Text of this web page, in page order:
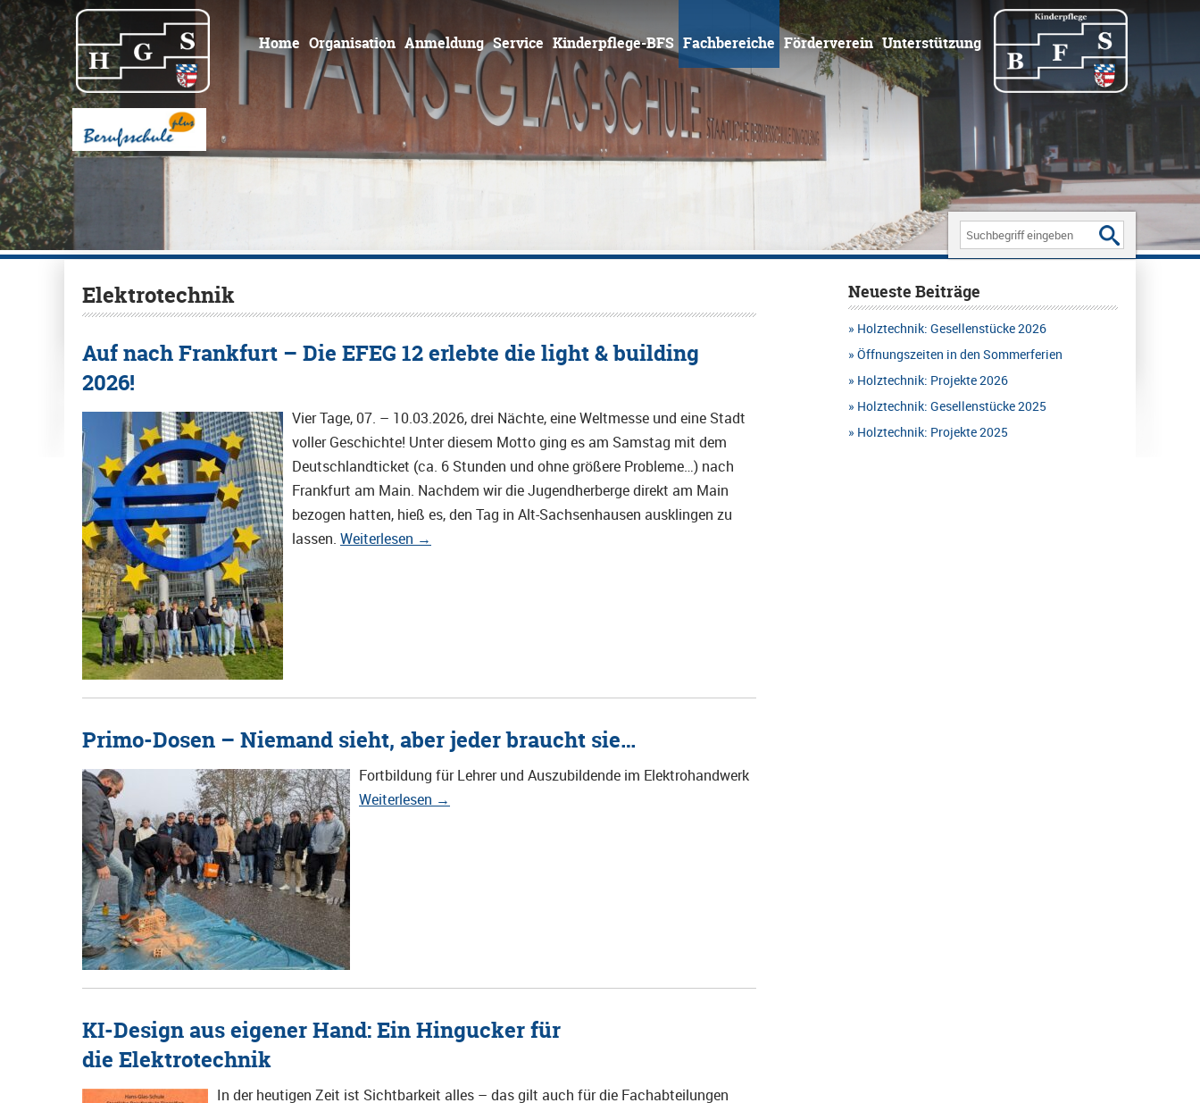
springen
Home Organisation Anmeldung Service Kinderpflege-BFS Fachbereiche Förderverein Unterstützung
Search
for:
Elektrotechnik
Auf nach Frankfurt – Die EFEG 12 erlebte die light & building
2026!
Vier Tage, 07. – 10.03.2026, drei Nächte, eine Weltmesse und eine Stadt
voller Geschichte! Unter diesem Motto ging es am Samstag mit dem
Deutschlandticket (ca. 6 Stunden und ohne größere Probleme…) nach
Frankfurt am Main. Nachdem wir die Jugendherberge direkt am Main
bezogen hatten, hieß es, den Tag in Alt-Sachsenhausen ausklingen zu
lassen. Weiterlesen →
Primo-Dosen – Niemand sieht, aber jeder braucht sie…
Fortbildung für Lehrer und Auszubildende im Elektrohandwerk
Weiterlesen →
KI-Design aus eigener Hand: Ein Hingucker für
die Elektrotechnik
In der heutigen Zeit ist Sichtbarkeit alles – das gilt auch für die Fachabteilungen
Neueste Beiträge
Holztechnik: Gesellenstücke 2026
Öffnungszeiten in den Sommerferien
Holztechnik: Projekte 2026
Holztechnik: Gesellenstücke 2025
Holztechnik: Projekte 2025